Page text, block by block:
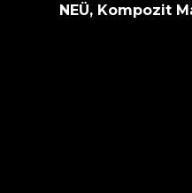
NEÜ, Kompozit